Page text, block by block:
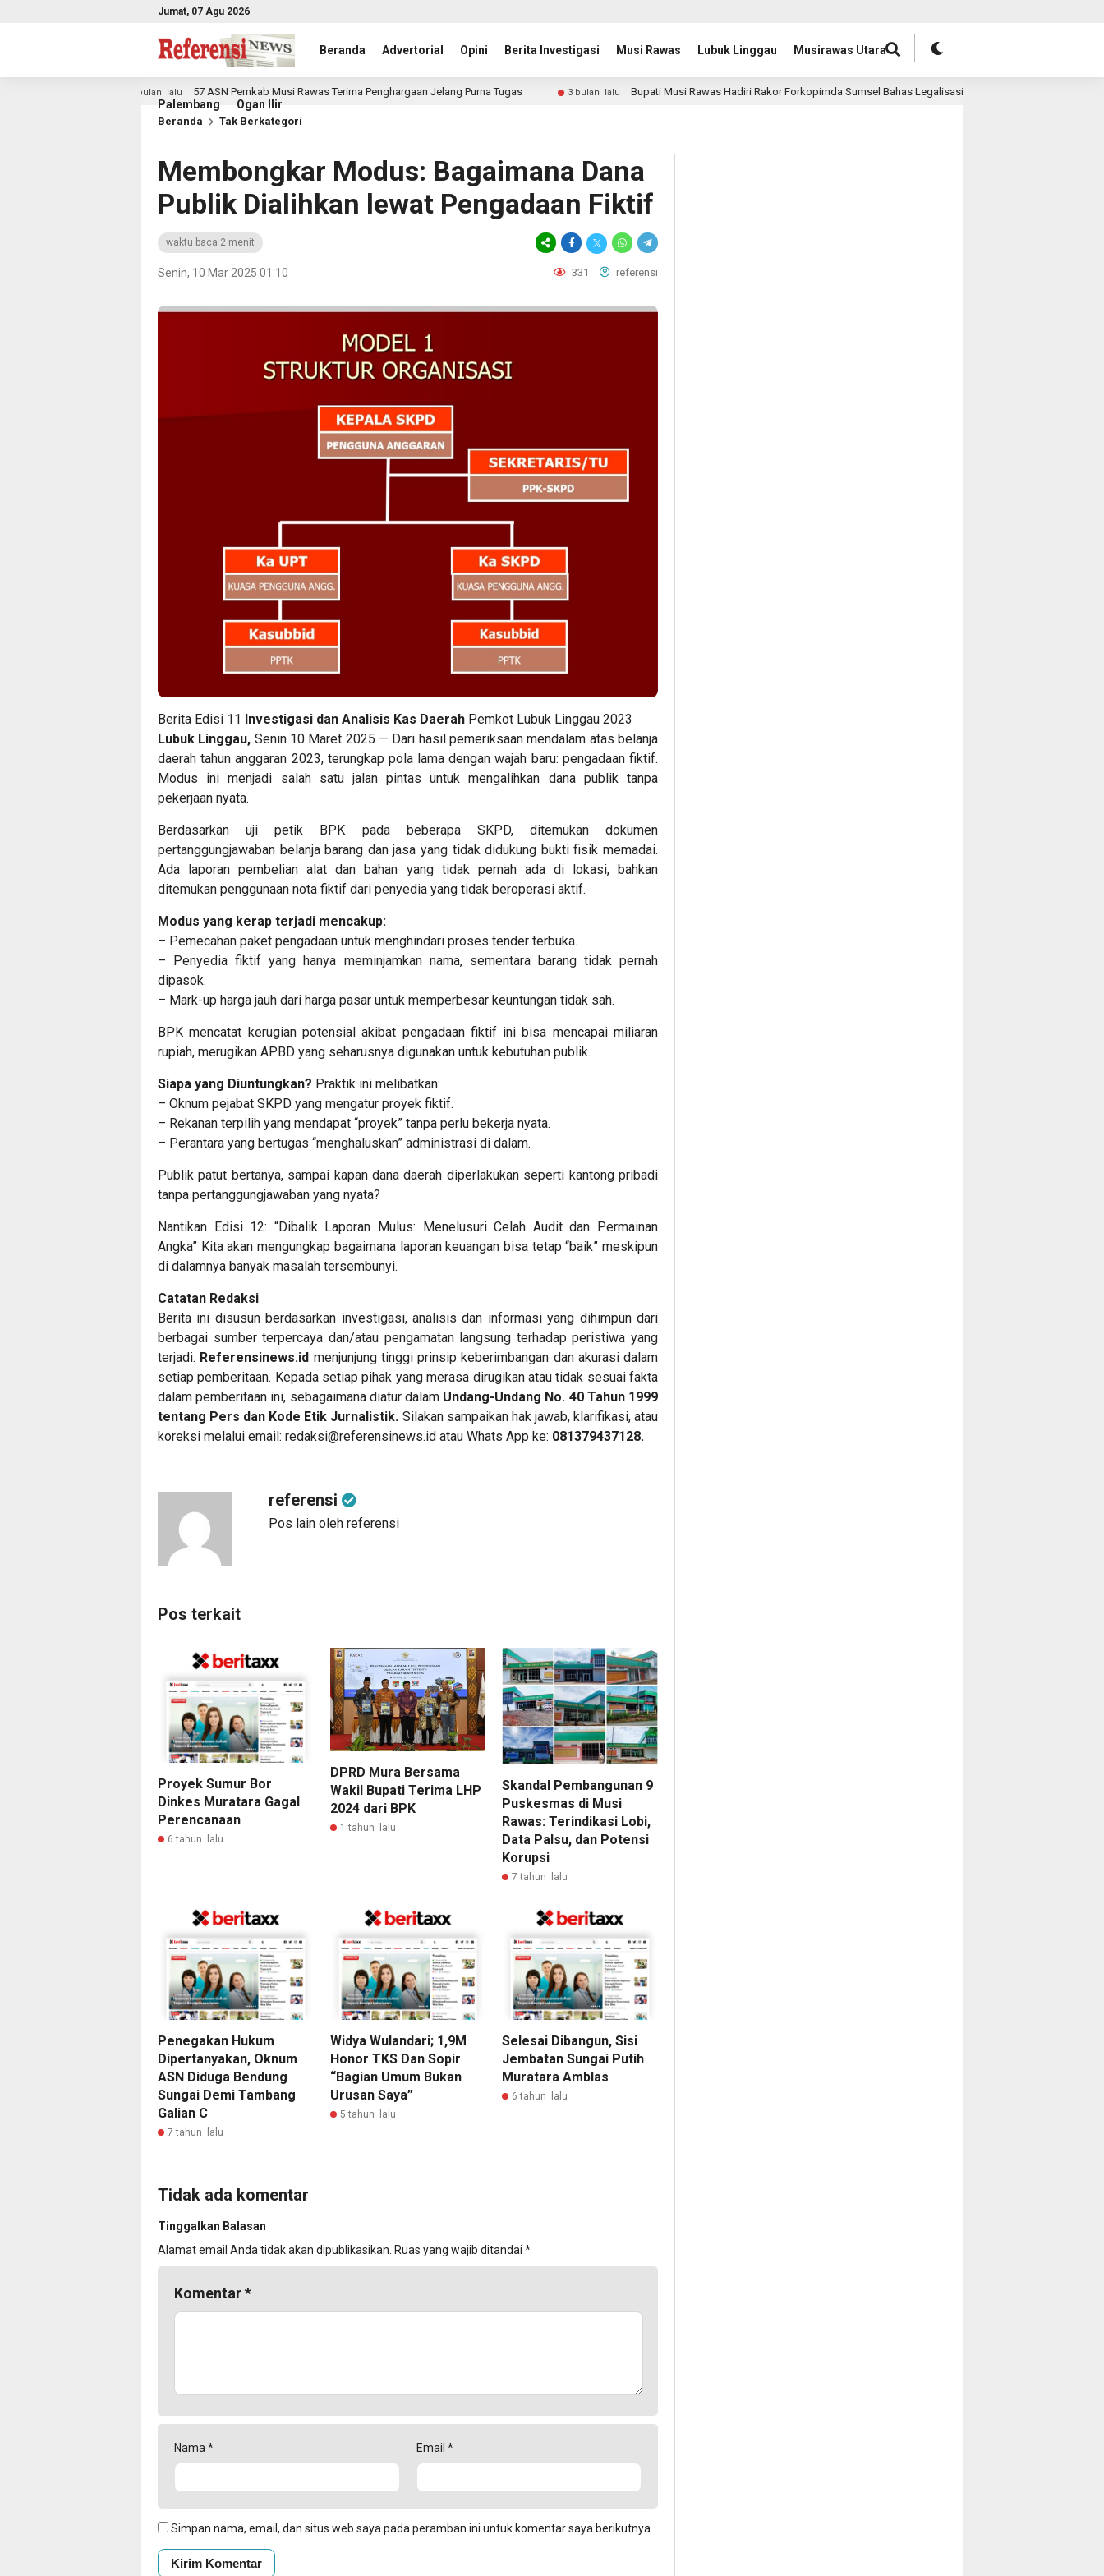
Jumat, 07 Agu 2026
Beranda Advertorial Opini Berita Investigasi Musi Rawas Lubuk Linggau Musirawas Utara
Palembang Ogan Ilir
57 ASN Pemkab Musi Rawas Terima Penghargaan Jelang Purna Tugas 3 bulan lalu Bupati Musi Rawas Hadiri Rakor Forkopimda Sumsel Bahas Legalisasi Sumur Minyak Rakyat
Beranda Tak Berkategori
Membongkar Modus: Bagaimana Dana
Publik Dialihkan lewat Pengadaan Fiktif
waktu baca 2 menit
Senin, 10 Mar 2025 01:10 331 referensi
Berita Edisi 11 Investigasi dan Analisis Kas Daerah Pemkot Lubuk Linggau 2023
Lubuk Linggau, Senin 10 Maret 2025 — Dari hasil pemeriksaan mendalam atas belanja
daerah tahun anggaran 2023, terungkap pola lama dengan wajah baru: pengadaan fiktif.
Modus ini menjadi salah satu jalan pintas untuk mengalihkan dana publik tanpa
pekerjaan nyata.
Berdasarkan uji petik BPK pada beberapa SKPD, ditemukan dokumen
pertanggungjawaban belanja barang dan jasa yang tidak didukung bukti fisik memadai.
Ada laporan pembelian alat dan bahan yang tidak pernah ada di lokasi, bahkan
ditemukan penggunaan nota fiktif dari penyedia yang tidak beroperasi aktif.
Modus yang kerap terjadi mencakup:
– Pemecahan paket pengadaan untuk menghindari proses tender terbuka.
– Penyedia fiktif yang hanya meminjamkan nama, sementara barang tidak pernah
dipasok.
– Mark-up harga jauh dari harga pasar untuk memperbesar keuntungan tidak sah.
BPK mencatat kerugian potensial akibat pengadaan fiktif ini bisa mencapai miliaran
rupiah, merugikan APBD yang seharusnya digunakan untuk kebutuhan publik.
Siapa yang Diuntungkan? Praktik ini melibatkan:
– Oknum pejabat SKPD yang mengatur proyek fiktif.
– Rekanan terpilih yang mendapat “proyek” tanpa perlu bekerja nyata.
– Perantara yang bertugas “menghaluskan” administrasi di dalam.
Publik patut bertanya, sampai kapan dana daerah diperlakukan seperti kantong pribadi
tanpa pertanggungjawaban yang nyata?
Nantikan Edisi 12: “Dibalik Laporan Mulus: Menelusuri Celah Audit dan Permainan
Angka” Kita akan mengungkap bagaimana laporan keuangan bisa tetap “baik” meskipun
di dalamnya banyak masalah tersembunyi.
Catatan Redaksi
Berita ini disusun berdasarkan investigasi, analisis dan informasi yang dihimpun dari
berbagai sumber terpercaya dan/atau pengamatan langsung terhadap peristiwa yang
terjadi. Referensinews.id menjunjung tinggi prinsip keberimbangan dan akurasi dalam
setiap pemberitaan. Kepada setiap pihak yang merasa dirugikan atau tidak sesuai fakta
dalam pemberitaan ini, sebagaimana diatur dalam Undang-Undang No. 40 Tahun 1999
tentang Pers dan Kode Etik Jurnalistik. Silakan sampaikan hak jawab, klarifikasi, atau
koreksi melalui email: redaksi@referensinews.id atau Whats App ke: 081379437128.
referensi
Pos lain oleh referensi
Pos terkait
Proyek Sumur Bor
Dinkes Muratara Gagal
Perencanaan
6 tahun lalu
DPRD Mura Bersama
Wakil Bupati Terima LHP
2024 dari BPK
1 tahun lalu
Skandal Pembangunan 9
Puskesmas di Musi
Rawas: Terindikasi Lobi,
Data Palsu, dan Potensi
Korupsi
7 tahun lalu
Penegakan Hukum
Dipertanyakan, Oknum
ASN Diduga Bendung
Sungai Demi Tambang
Galian C
7 tahun lalu
Widya Wulandari; 1,9M
Honor TKS Dan Sopir
“Bagian Umum Bukan
Urusan Saya”
5 tahun lalu
Selesai Dibangun, Sisi
Jembatan Sungai Putih
Muratara Amblas
6 tahun lalu
Tidak ada komentar
Tinggalkan Balasan
Alamat email Anda tidak akan dipublikasikan. Ruas yang wajib ditandai *
Komentar*
Nama * Email *
Simpan nama, email, dan situs web saya pada peramban ini untuk komentar saya berikutnya.